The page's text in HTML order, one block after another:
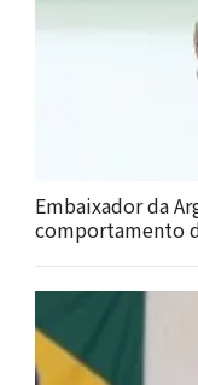
Embaixador da
comportamento